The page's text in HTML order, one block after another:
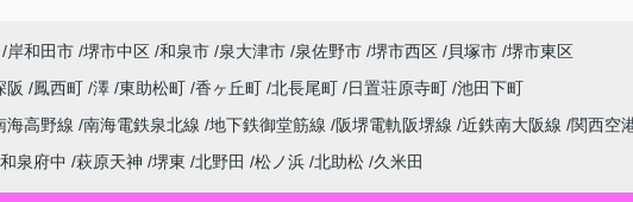
岸和田市 堺市中区 和泉市 泉大津市 泉佐野市 堺市西区 貝塚市 堺市東区
阪 鳳西町 澤 東助松町 香ヶ丘町 北長尾町 日置荘原寺町 池田下町
海高野線 南海電鉄泉北線 地下鉄御堂筋線 阪堺電軌阪堺線 近鉄南大阪線 関西空
和泉府中 萩原天神 堺東 北野田 松ノ浜 北助松 久米田